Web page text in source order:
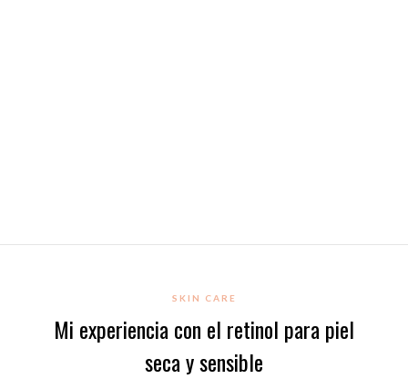
SKIN CARE
Mi experiencia con el retinol para piel
seca y sensible